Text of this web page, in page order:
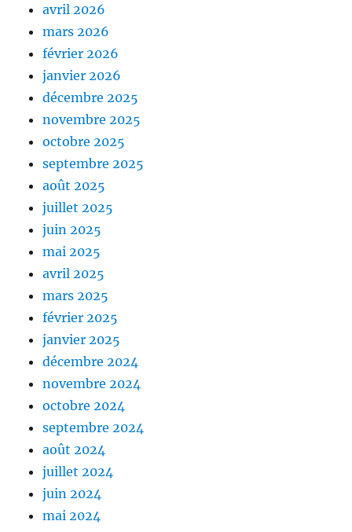
avril 2026
mars 2026
février 2026
janvier 2026
décembre 2025
novembre 2025
octobre 2025
septembre 2025
août 2025
juillet 2025
juin 2025
mai 2025
avril 2025
mars 2025
février 2025
janvier 2025
décembre 2024
novembre 2024
octobre 2024
septembre 2024
août 2024
juillet 2024
juin 2024
mai 2024